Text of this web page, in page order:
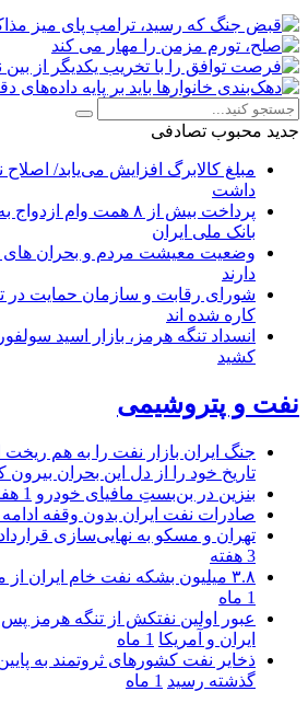
جدید محبوب تصادفی
مبلغ کالابرگ افزایش می‌یابد/ اصلاح
داشت
پرداخت بیش از ۸ همت
بانک ملی ایران
وضعیت معیشت مردم و بحران های
دارند
شورای رقابت و سازمان حمایت در
کاره شده اند
انسداد تنگه هرمز، بازار اسید
کشید
نفت و پتروشیمی
جنگ ایران بازار نفت را به هم ریخت
تاریخ خود را از دل این بحران بیرون
بنزین در بن‌بستِ مافیای خودرو 1 هفته
صادرات نفت ایران بدون وقفه ادامه
تهران و مسکو به نهایی‌سازی
3 هفته
۳.۸ میلیون بشکه نفت خام ایران از محاصره آمریکا عبور کرد
1 ماه
عبور اولین نفتکش از تنگه هرمز پس
ایران و آمریکا 1 ماه
گذشته رسید 1 ماه